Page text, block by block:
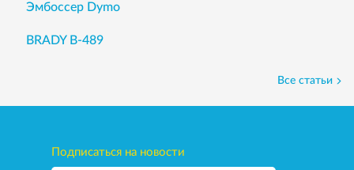
Эмбоссер Dymo
BRADY B-489
Все статьи
Подписаться на новости